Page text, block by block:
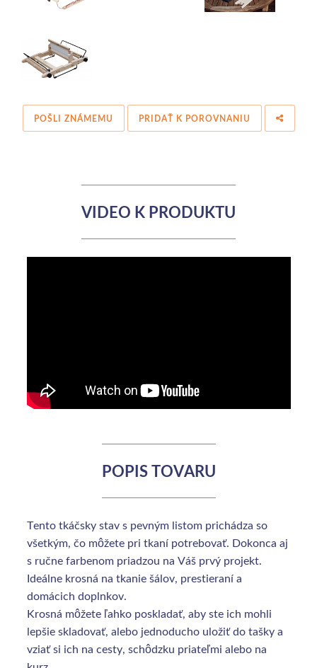
POŠLI ZNÁMEMU PRIDAŤ K POROVNANIU
VIDEO K PRODUKTU
POPIS TOVARU
Tento tkáčsky stav s pevným listom prichádza so
všetkým, čo môžete pri tkaní potrebovať. Dokonca aj
s ručne farbenom priadzou na Váš prvý projekt.
Ideálne krosná na tkanie šálov, prestieraní a
domácich doplnkov.
Krosná môžete ľahko poskladať, aby ste ich mohli
lepšie skladovať, alebo jednoducho uložiť do tašky a
vziať si ich na cesty, schôdzku priateľmi alebo na